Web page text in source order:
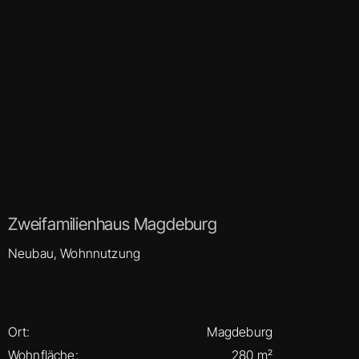
Zweifamilienhaus Magdeburg
Neubau, Wohnnutzung
Ort:
Magdeburg
Wohnfläche:
280 m²